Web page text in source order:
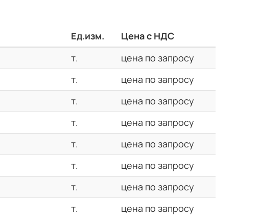
Ед.изм.
Цена с НДС
т.
цена по запросу
т.
цена по запросу
т.
цена по запросу
т.
цена по запросу
т.
цена по запросу
т.
цена по запросу
т.
цена по запросу
т.
цена по запросу